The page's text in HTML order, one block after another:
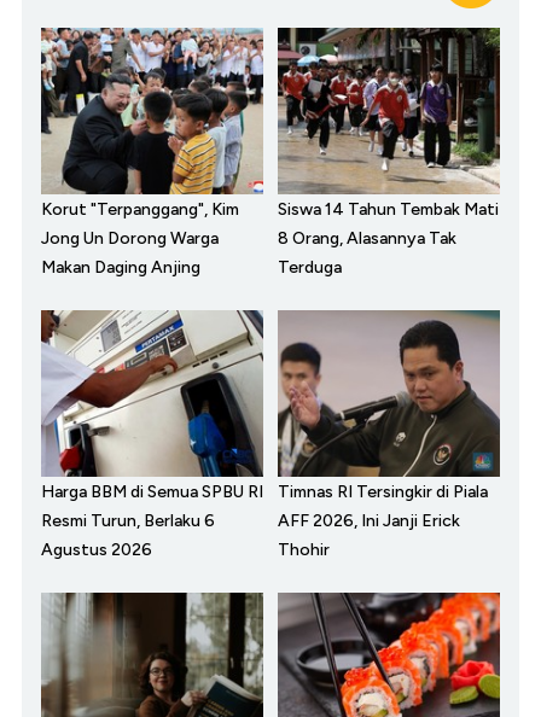
Korut "Terpanggang", Kim
Jong Un Dorong Warga
Makan Daging Anjing
Siswa 14 Tahun Tembak Mati
8 Orang, Alasannya Tak
Terduga
Harga BBM di Semua SPBU RI
Resmi Turun, Berlaku 6
Agustus 2026
Timnas RI Tersingkir di Piala
AFF 2026, Ini Janji Erick
Thohir